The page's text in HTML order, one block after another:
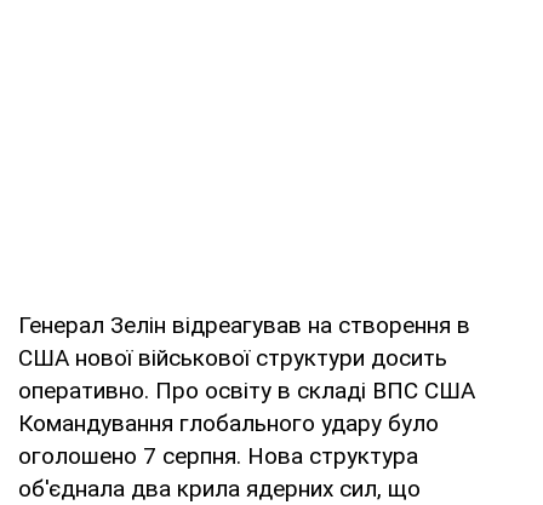
Генерал Зелін відреагував на створення в
США нової військової структури досить
оперативно. Про освіту в складі ВПС США
Командування глобального удару було
оголошено 7 серпня. Нова структура
об'єднала два крила ядерних сил, що